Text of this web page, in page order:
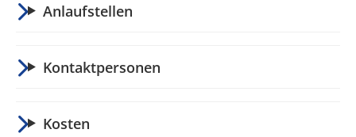
Anlaufstellen
Kontaktpersonen
Kosten